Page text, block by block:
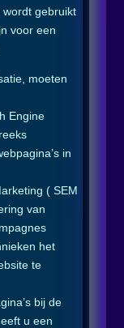
gebruikt
voor een
moeten
Engine
in
( SEM
van
het
te
bij de
u een